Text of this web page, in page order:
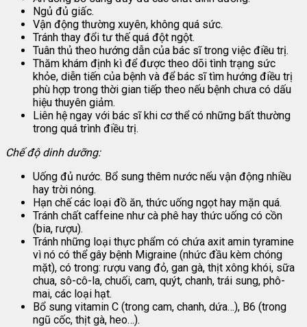
Ngủ đủ giấc.
Vận động thường xuyên, không quá sức.
Tránh thay đổi tư thế quá đột ngột.
Tuân thủ theo hướng dẫn của bác sĩ trong việc điều trị.
Thăm khám định kì để được theo dõi tình trạng sức
khỏe, diễn tiến của bệnh và để bác sĩ tìm hướng điều trị
phù hợp trong thời gian tiếp theo nếu bệnh chưa có dấu
hiệu thuyên giảm.
Liên hệ ngay với bác sĩ khi cơ thể có những bất thường
trong quá trình điều trị.
Chế độ dinh dưỡng:
Uống đủ nước. Bổ sung thêm nước nếu vận động nhiều
hay trời nóng.
Hạn chế các loại đồ ăn, thức uống ngọt hay mặn quá.
Tránh chất caffeine như cà phê hay thức uống có cồn
(bia, rượu).
Tránh những loại thực phẩm có chứa axit amin tyramine
vì nó có thể gây bệnh Migraine (nhức đầu kèm chóng
mặt), có trong: rượu vang đỏ, gan gà, thịt xông khói, sữa
chua, sô-cô-la, chuối, cam, quýt, chanh, trái sung, phô-
mai, các loại hạt.
Bổ sung vitamin C (trong cam, chanh, dứa…), B6 (trong
ngũ cốc, thịt gà, heo…).